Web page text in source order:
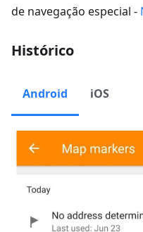
de navegação especial -
Histórico
Android iOS